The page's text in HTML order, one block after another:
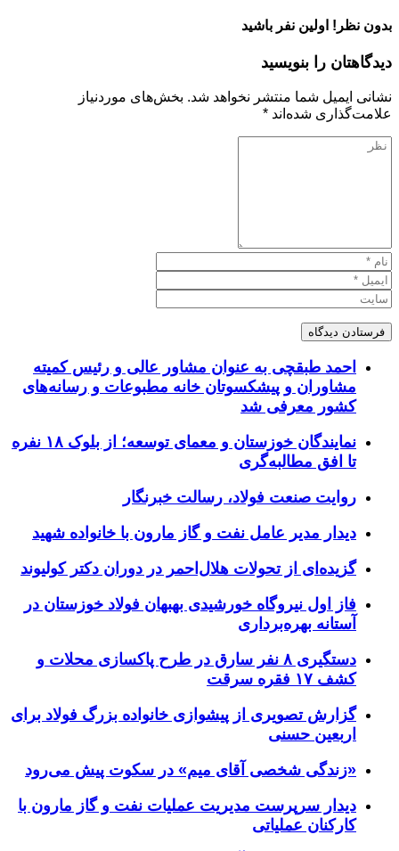
بدون نظر! اولین نفر باشید
دیدگاهتان را بنویسید
نشانی ایمیل شما منتشر نخواهد شد. بخش‌های موردنیاز
علامت‌گذاری شده‌اند *
احمد طبقچی به عنوان مشاور عالی و رئیس کمیته
مشاوران و پیشکسوتان خانه مطبوعات و رسانه‌های
کشور معرفی شد
نمایندگان خوزستان و معمای توسعه؛ از بلوک ۱۸ نفره
تا افق مطالبه‌گری
روایت صنعت فولاد،‌ رسالت خبرنگار
دیدار مدیر عامل نفت و گاز مارون با خانواده شهید
گزیده‌ای از تحولات هلال‌احمر در دوران دکتر کولیوند
فاز اول نیروگاه خورشیدی بهبهان فولاد خوزستان در
آستانه بهره‌برداری
دستگیری ۸ نفر سارق در طرح پاکسازی محلات و
کشف ۱۷ فقره سرقت
گزارش تصویری از پیشوازی خانواده بزرگ فولاد برای
اربعین حسنی
«زندگی شخصی آقای میم» در سکوت پیش می‌رود
دیدار سرپرست مدیریت عملیات نفت و گاز مارون با
کارکنان عملیاتی